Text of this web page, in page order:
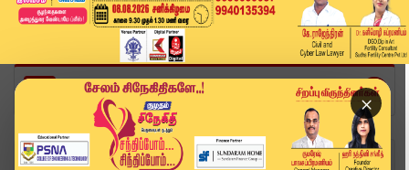
×
Home
வீடியோ ஸ்டோரி